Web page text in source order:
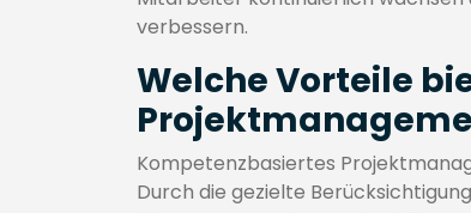
verbessern.
Welche Vorteile
Kompetenzbasiertes
Durch die gezielte